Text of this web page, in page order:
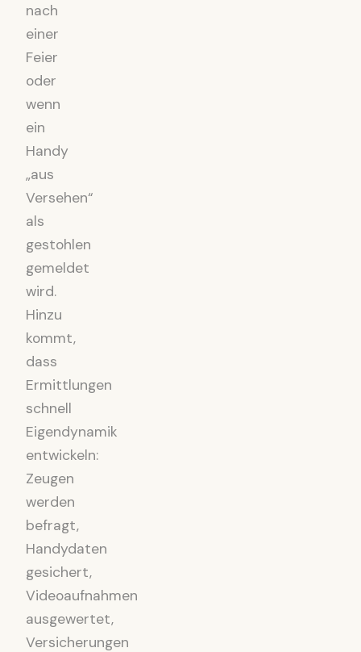
nach
einer
Feier
oder
wenn
ein
Handy
„aus
Versehen“
als
gestohlen
gemeldet
wird.
Hinzu
kommt,
dass
Ermittlungen
schnell
Eigendynamik
entwickeln:
Zeugen
werden
befragt,
Handydaten
gesichert,
Videoaufnahmen
ausgewertet,
Versicherungen